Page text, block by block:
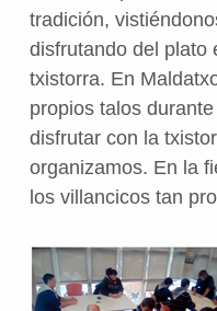
tradición,
disfrutando del plato
txistorra. En
propios talos
disfrutar con la
organizamos. En la
los villancicos tan